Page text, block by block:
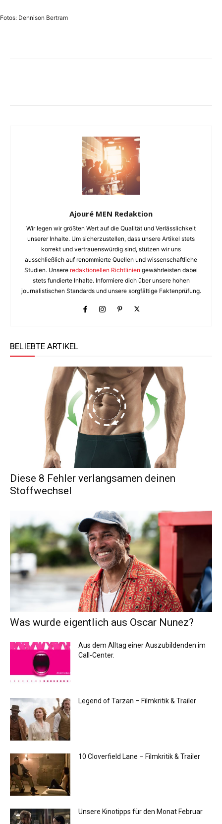
Fotos: Dennison Bertram
Ajouré MEN Redaktion
Wir legen wir größten Wert auf die Qualität und Verlässlichkeit
unserer Inhalte. Um sicherzustellen, dass unsere Artikel stets
korrekt und vertrauenswürdig sind, stützen wir uns
ausschließlich auf renommierte Quellen und wissenschaftliche
Studien. Unsere redaktionellen Richtlinien gewährleisten dabei
stets fundierte Inhalte. Informiere dich über unsere hohen
journalistischen Standards und unsere sorgfältige Faktenprüfung.
BELIEBTE ARTIKEL
Diese 8 Fehler verlangsamen deinen
Stoffwechsel
Was wurde eigentlich aus Oscar Nunez?
Aus dem Alltag einer Auszubildenden im
Call-Center.
Legend of Tarzan – Filmkritik & Trailer
10 Cloverfield Lane – Filmkritik & Trailer
Unsere Kinotipps für den Monat Februar